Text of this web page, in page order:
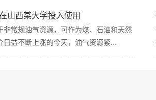
山西某大学投入使用
常规油气资源，可作为煤、石油和天然
益不断上涨的今天，油气资源紧...